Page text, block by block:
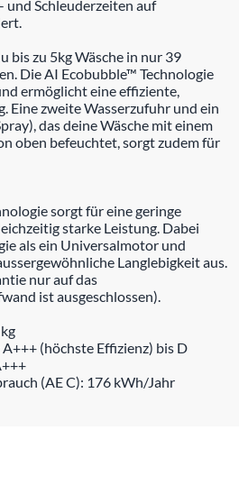
und Schleuderzeiten auf
bis zu 5kg Wäsche in nur 39
Die AI Ecobubble™ Technologie
ermöglicht eine effiziente,
Eine zweite Wasserzufuhr und ein
das deine Wäsche mit einem
oben befeuchtet, sorgt zudem für
sorgt für eine geringe
starke Leistung. Dabei
als ein Universalmotor und
Langlebigkeit aus.
nur auf das
ist ausgeschlossen).
(höchste Effizienz) bis D
(AE C): 176 kWh/Jahr